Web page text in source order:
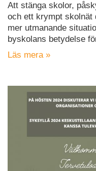
Att stänga skolor,
och ett krympt skolnät
mer utmanande
byskolans betydelse
Läs mera »